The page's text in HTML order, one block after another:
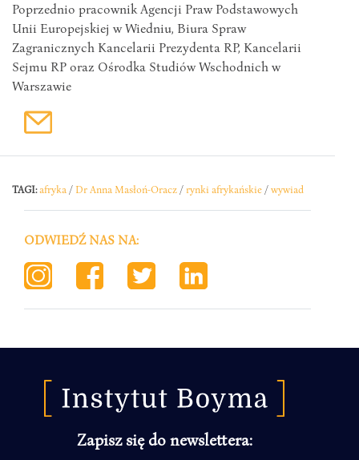
Poprzednio pracownik Agencji Praw Podstawowych
Unii Europejskiej w Wiedniu, Biura Spraw
Zagranicznych Kancelarii Prezydenta RP, Kancelarii
Sejmu RP oraz Ośrodka Studiów Wschodnich w
Warszawie
TAGI:afryka /Dr Anna Masłoń-Oracz /rynki afrykańskie /wywiad
ODWIEDŹ NAS NA:
Zapisz się do newslettera: